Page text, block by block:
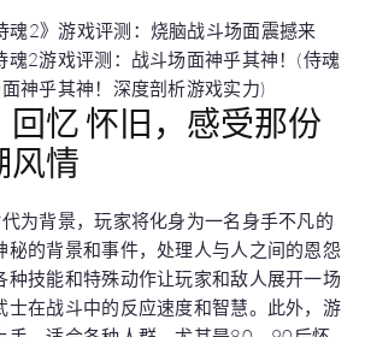
回忆 怀旧，感受那份
风情
为背景，玩家将化身为一名身手不凡的
秘的背景和事件，处理人与人之间的恩怨
种技能和特殊动作让玩家和敌人展开一场
士在战斗中的反应速度和智慧。此外，游